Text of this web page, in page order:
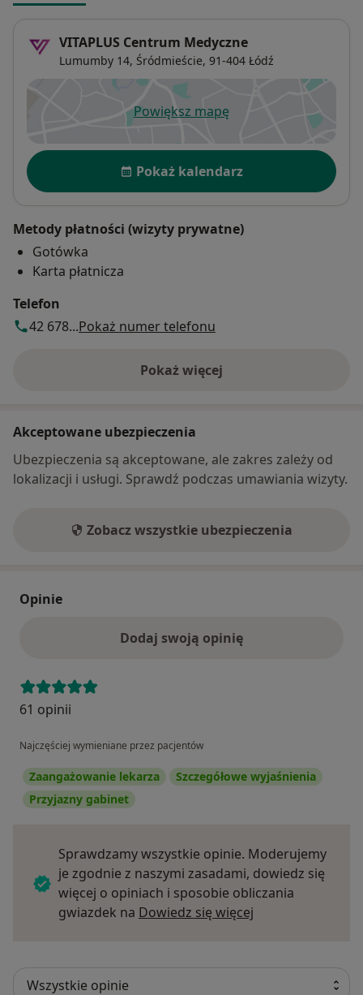
VITAPLUS Centrum Medyczne
Lumumby 14, Śródmieście, 91-404 Łódź
Powiększ mapęotwiera się w nowej karcie
Dostępność
Pokaż kalendarz
Metody płatności (wizyty prywatne)
Gotówka
Karta płatnicza
Telefon
42 678...Pokaż numer telefonu
Pokaż więcej
o adresie
Akceptowane ubezpieczenia
Ubezpieczenia są akceptowane, ale zakres zależy od
lokalizacji i usługi. Sprawdź podczas umawiania wizyty.
Zobacz wszystkie ubezpieczenia
Opinie
Dodaj swoją opinię
61 opinii
Najczęściej wymieniane przez pacjentów
Zaangażowanie lekarza
Szczegółowe wyjaśnienia
Przyjazny gabinet
Sprawdzamy wszystkie opinie. Moderujemy
je zgodnie z naszymi zasadami, dowiedz się
więcej o opiniach i sposobie obliczania
gwiazdek na Dowiedz się więcej